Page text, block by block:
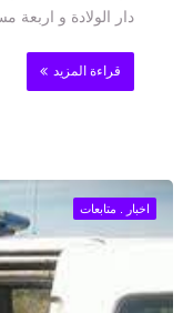
دار الولادة و اربعة
قراءة المزيد
اخبار . متابعات